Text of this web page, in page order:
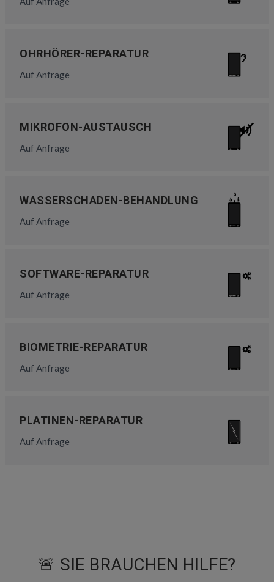
OHRHÖRER-REPARATUR
Auf Anfrage
MIKROFON-AUSTAUSCH
Auf Anfrage
WASSERSCHADEN-BEHANDLUNG
Auf Anfrage
SOFTWARE-REPARATUR
Auf Anfrage
BIOMETRIE-REPARATUR
Auf Anfrage
PLATINEN-REPARATUR
Auf Anfrage
🚨 SIE BRAUCHEN HILFE?